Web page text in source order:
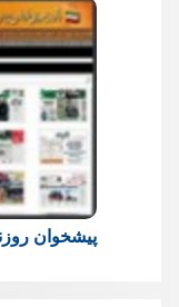
پیشخوان